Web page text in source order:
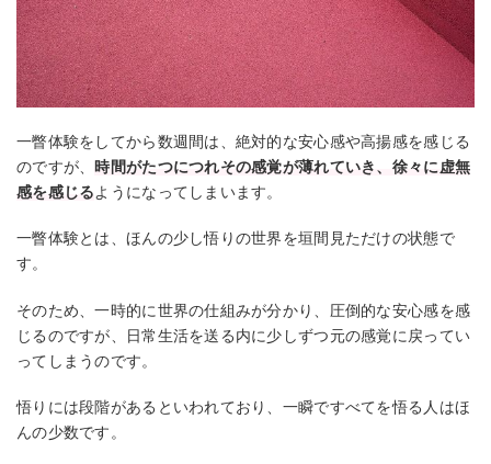
一瞥体験をしてから数週間は、絶対的な安心感や高揚感を感じる
のですが、時間がたつにつれその感覚が薄れていき、徐々に虚無
感を感じるようになってしまいます。
一瞥体験とは、ほんの少し悟りの世界を垣間見ただけの状態で
す。
そのため、一時的に世界の仕組みが分かり、圧倒的な安心感を感
じるのですが、日常生活を送る内に少しずつ元の感覚に戻ってい
ってしまうのです。
悟りには段階があるといわれており、一瞬ですべてを悟る人はほ
んの少数です。